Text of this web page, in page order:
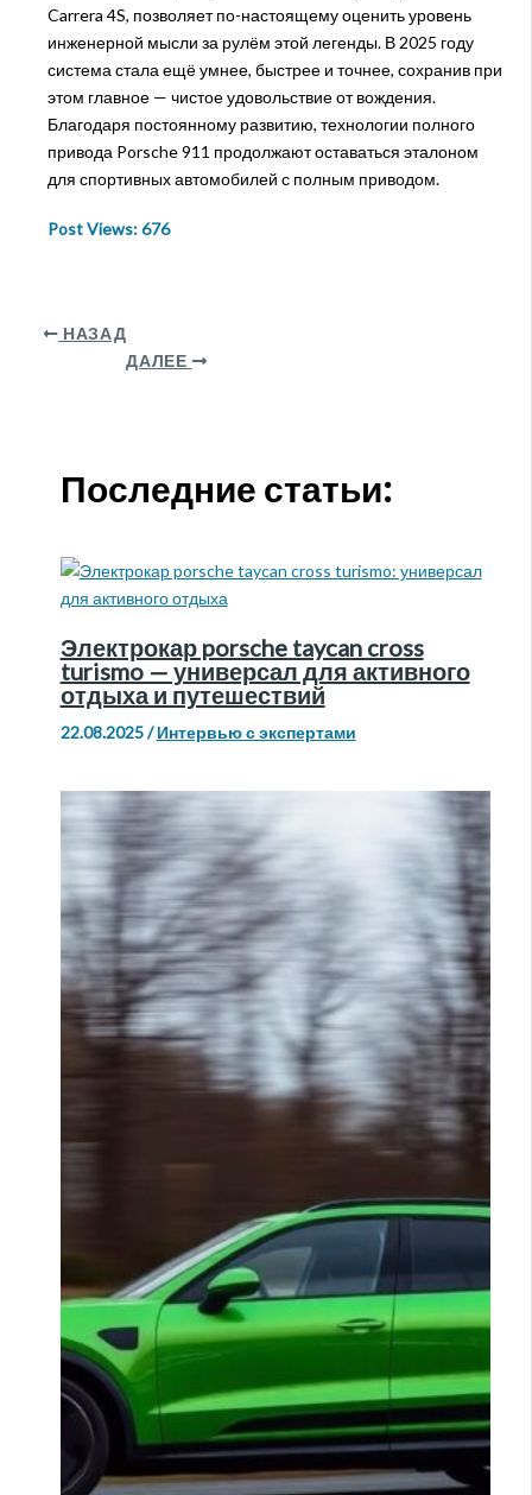
Carrera 4S, позволяет по-настоящему оценить уровень
инженерной мысли за рулём этой легенды. В 2025 году
система стала ещё умнее, быстрее и точнее, сохранив при
этом главное — чистое удовольствие от вождения.
Благодаря постоянному развитию, технологии полного
привода Porsche 911 продолжают оставаться эталоном
для спортивных автомобилей с полным приводом.
Post Views: 676
НАЗАД
ДАЛЕЕ
Последние статьи:
Электрокар porsche taycan cross
turismo — универсал для активного
отдыха и путешествий
22.08.2025/Интервью с экспертами